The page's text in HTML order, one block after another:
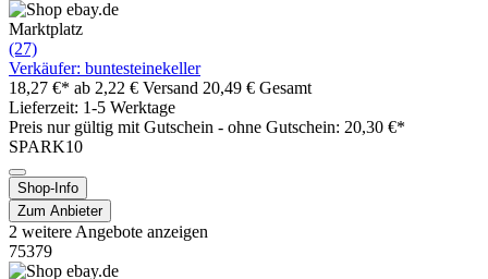
Marktplatz
(27)
Verkäufer: buntesteinekeller
18,27 €* ab 2,22 € Versand 20,49 € Gesamt
Lieferzeit: 1-5 Werktage
Preis nur gültig mit Gutschein - ohne Gutschein: 20,30 €*
SPARK10
Shop-Info
Zum Anbieter
2 weitere Angebote anzeigen
75379